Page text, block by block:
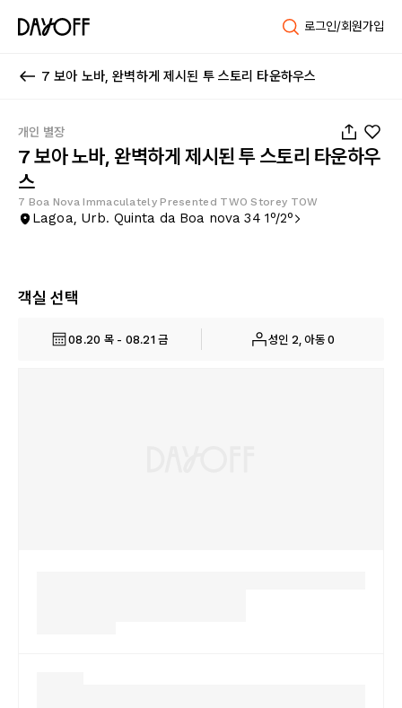
로그인/회원가입
7 보아 노바, 완벽하게 제시된 투 스토리 타운하우스
개인 별장
7 보아 노바, 완벽하게 제시된 투 스토리 타운하우
스
7 Boa Nova Immaculately Presented TWO Storey TOW
Lagoa, Urb. Quinta da Boa nova 34 1º/2º
객실 선택
08.20 목 - 08.21 금 성인 2, 아동 0